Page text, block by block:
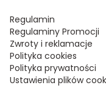
Regulamin
Regulaminy Promocji
Zwroty i reklamacje
Polityka cookies
Polityka prywatności
Ustawienia plików